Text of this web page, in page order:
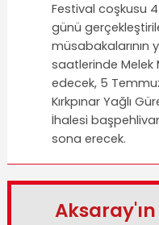
Festival coşkusu
günü
müsabakalarının
saatlerinde Melek
edecek, 5
Kırkpınar Yağlı
İhalesi
sona erecek.
Aksaray'ın